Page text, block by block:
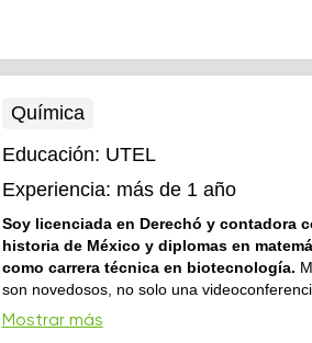
Química
Educación: UTEL
Experiencia: más de 1 año
Soy licenciada en Derechó y contadora
historia de México y diplomas en
como carrera técnica en biotecnología.
son novedosos, no solo una
interactivas que califico y retroalimentación,
enfoque es actual donde las habilidades se
Mostrar más